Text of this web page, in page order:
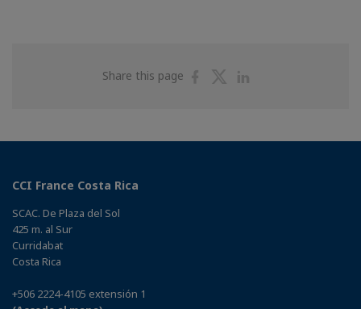
Share this page
ShareShare
CCI France Costa Rica
SCAC. De Plaza del Sol
425 m. al Sur
Curridabat
Costa Rica
+506 2224-4105 extensión 1